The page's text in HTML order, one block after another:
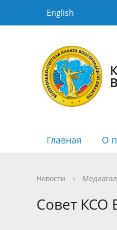
English
Главная О
История КСП
Информация о
Планы
Новости
Порядок
Государственная
Новости ›
Совет КСО